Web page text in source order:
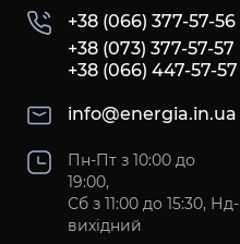
+38 (066) 377-57-56
+38 (073) 377-57-57
+38 (066) 447-57-57
info@energia.in.ua
Пн-Пт з 10:00 до
19:00,
Сб з 11:00 до 15:30, Нд-
вихідний